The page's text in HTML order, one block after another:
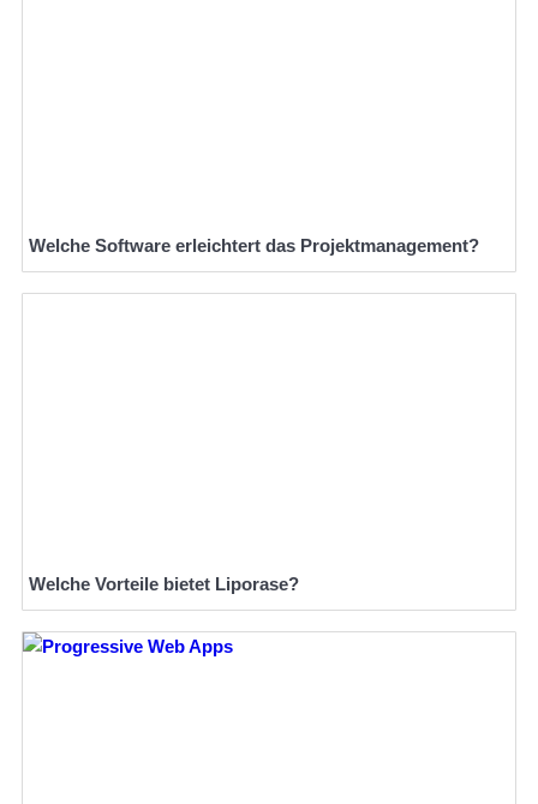
Welche Software erleichtert das Projektmanagement?
Welche Vorteile bietet Liporase?